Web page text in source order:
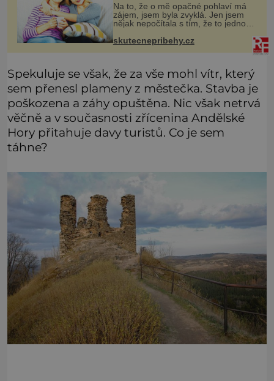
Na to, že o mě opačné pohlaví má
zájem, jsem byla zvyklá. Jen jsem
nějak nepočítala s tím, že to jednou
Když mi bylo dvacet, rychle jsem
skutecnepribehy.cz
Spekuluje se však, že za vše mohl vítr, který
sem přenesl plameny z městečka. Stavba je
poškozena a záhy opuštěna. Nic však netrvá
věčně a v současnosti zřícenina Andělské
Hory přitahuje davy turistů. Co je sem
táhne?